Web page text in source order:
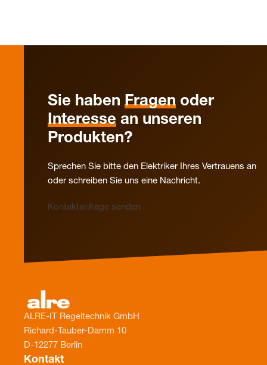
Sie haben Fragen oder
Interesse an unseren
Produkten?
Sprechen Sie bitte den Elektriker Ihres Vertrauens an
oder schreiben Sie uns eine Nachricht.
Kontaktanfrage senden
ALRE-IT Regeltechnik GmbH
Richard-Tauber-Damm 10
D-12277 Berlin
Kontakt